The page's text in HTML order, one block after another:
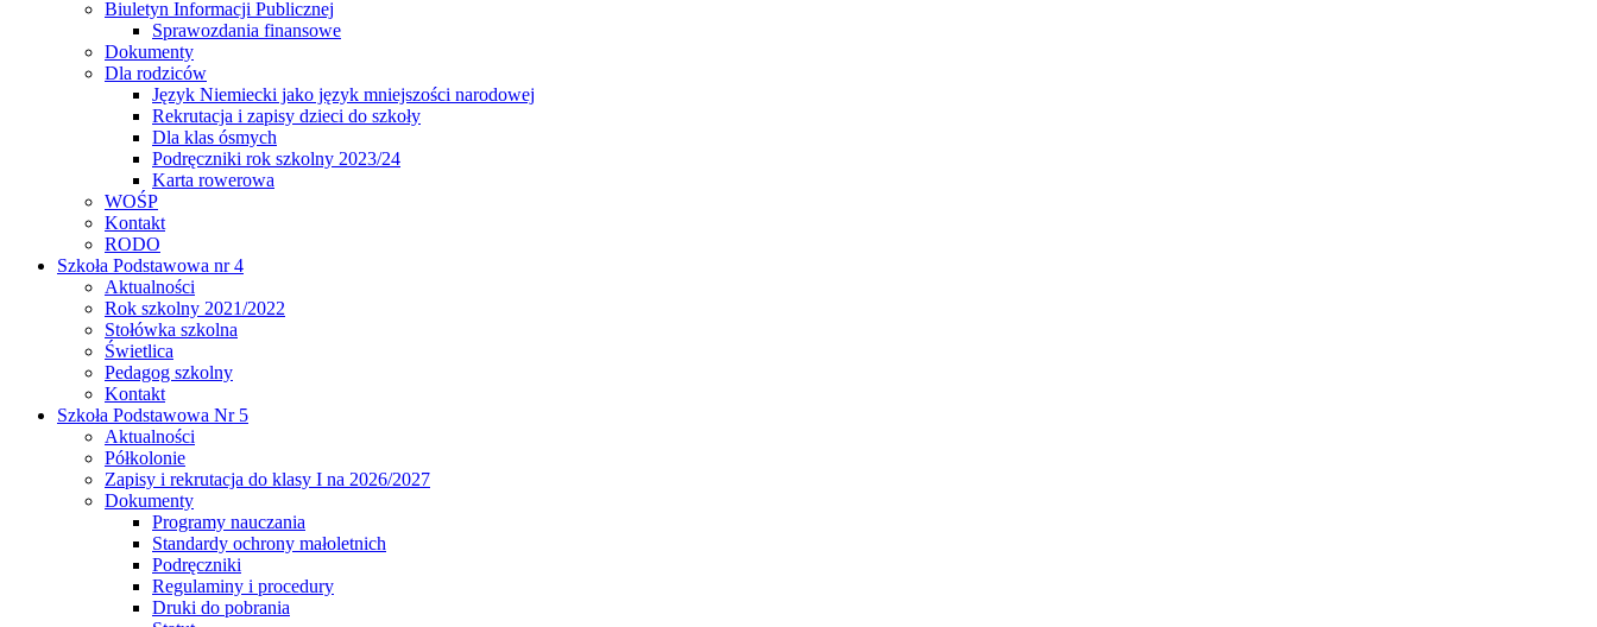
Biuletyn Informacji Publicznej
Sprawozdania finansowe
Dokumenty
Dla rodziców
Język Niemiecki jako język mniejszości narodowej
Rekrutacja i zapisy dzieci do szkoły
Dla klas ósmych
Podręczniki rok szkolny 2023/24
Karta rowerowa
WOŚP
Kontakt
RODO
Szkoła Podstawowa nr 4
Aktualności
Rok szkolny 2021/2022
Stołówka szkolna
Świetlica
Pedagog szkolny
Kontakt
Szkoła Podstawowa Nr 5
Aktualności
Półkolonie
Zapisy i rekrutacja do klasy I na 2026/2027
Dokumenty
Programy nauczania
Standardy ochrony małoletnich
Podręczniki
Regulaminy i procedury
Druki do pobrania